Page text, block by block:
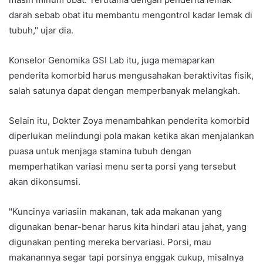
darah sebab obat itu membantu mengontrol kadar lemak di
tubuh," ujar dia.
Konselor Genomika GSI Lab itu, juga memaparkan
penderita komorbid harus mengusahakan beraktivitas fisik,
salah satunya dapat dengan memperbanyak melangkah.
Selain itu, Dokter Zoya menambahkan penderita komorbid
diperlukan melindungi pola makan ketika akan menjalankan
puasa untuk menjaga stamina tubuh dengan
memperhatikan variasi menu serta porsi yang tersebut
akan dikonsumsi.
"Kuncinya variasiin makanan, tak ada makanan yang
digunakan benar-benar harus kita hindari atau jahat, yang
digunakan penting mereka bervariasi. Porsi, mau
makanannya segar tapi porsinya enggak cukup, misalnya